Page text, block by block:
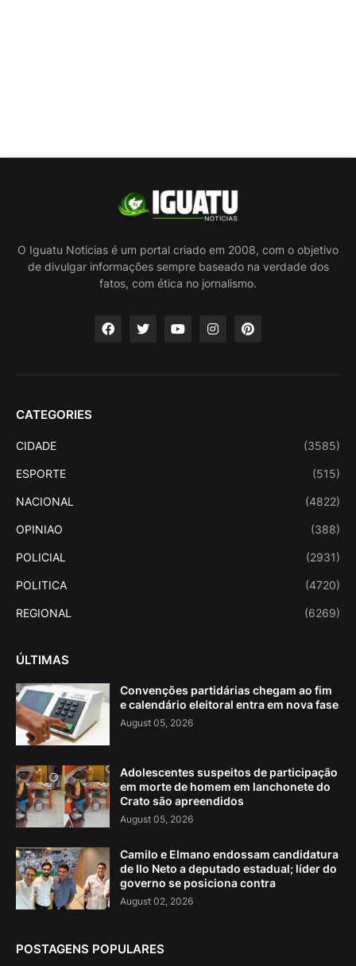
O Iguatu Noticias é um portal criado em 2008, com o objetivo
de divulgar informações sempre baseado na verdade dos
fatos, com ética no jornalismo.
CATEGORIES
CIDADE (3585)
ESPORTE (515)
NACIONAL (4822)
OPINIAO (388)
POLICIAL (2931)
POLITICA (4720)
REGIONAL (6269)
ÚLTIMAS
Convenções partidárias chegam ao fim
e calendário eleitoral entra em nova fase
August 05, 2026
Adolescentes suspeitos de participação
em morte de homem em lanchonete do
Crato são apreendidos
August 05, 2026
Camilo e Elmano endossam candidatura
de Ilo Neto a deputado estadual; líder do
governo se posiciona contra
August 02, 2026
POSTAGENS POPULARES